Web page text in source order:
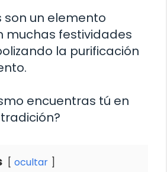
son un elemento
muchas festividades
la purificación
encuentras tú en
ocultar